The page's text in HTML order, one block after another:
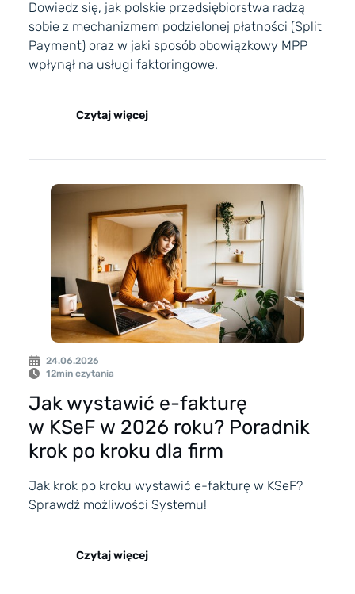
Dowiedz się, jak polskie przedsiębiorstwa radzą
sobie z mechanizmem podzielonej płatności (Split
Payment) oraz w jaki sposób obowiązkowy MPP
wpłynął na usługi faktoringowe.
Czytaj więcej
24.06.2026
12min czytania
Jak wystawić e-fakturę
w KSeF w 2026 roku? Poradnik
krok po kroku dla firm
Jak krok po kroku wystawić e-fakturę w KSeF?
Sprawdź możliwości Systemu!
Czytaj więcej